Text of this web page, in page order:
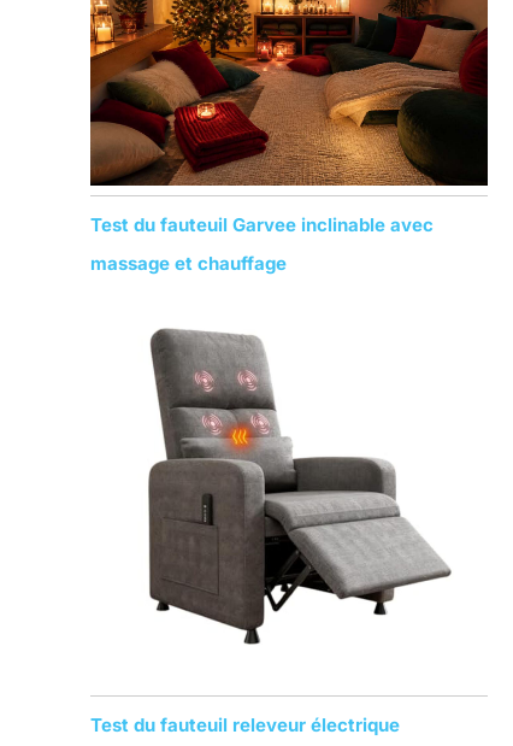
r
:
Test du fauteuil Garvee inclinable avec
massage et chauffage
Test du fauteuil releveur électrique